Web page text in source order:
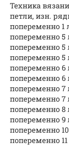
Техника
петли, изн.
попеременно 1
попеременно 5
попеременно 5
попеременно 5
попеременно 6
попеременно 6
попеременно 7
попеременно 7
попеременно 8
попеременно 9
попеременно
попеременно